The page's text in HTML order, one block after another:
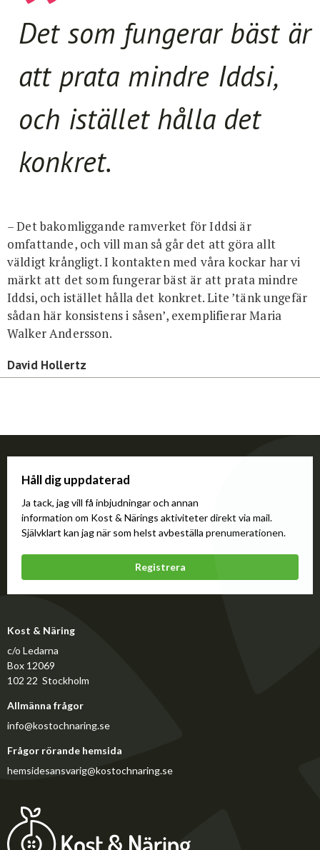
Det som fungerar bäst är
att prata mindre Iddsi,
och istället hålla det
konkret.
– Det bakomliggande ramverket för Iddsi är
omfattande, och vill man så går det att göra allt
väldigt krångligt. I kontakten med våra kockar har vi
märkt att det som fungerar bäst är att prata mindre
Iddsi, och istället hålla det konkret. Lite ’tänk ungefär
sådan här konsistens i såsen’, exemplifierar Maria
Walker Andersson.
David Hollertz
Håll dig uppdaterad
Ja tack, jag vill få inbjudningar och annan
information om Kost & Närings aktiviteter direkt via mail.
Självklart kan jag när som helst avbeställa prenumerationen.
Registrera
Kost & Näring
c/o Ledarna
Box 12069
102 22 Stockholm
Allmänna frågor
info@kostochnaring.se
Frågor rörande hemsida
hemsidesansvarig@kostochnaring.se